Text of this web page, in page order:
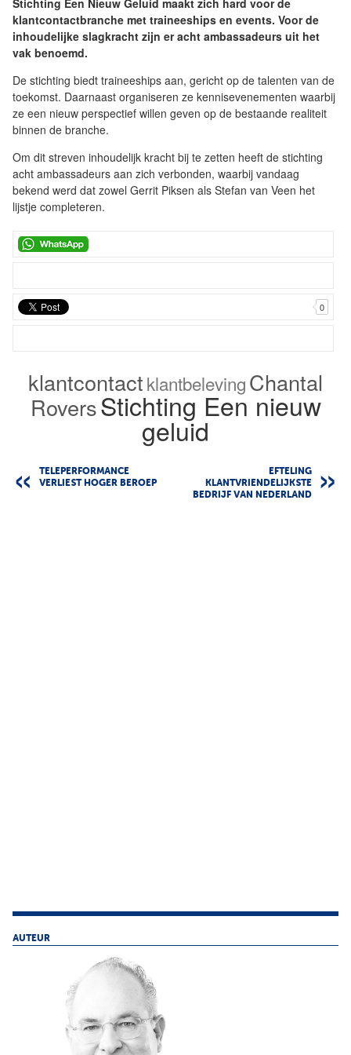
Stichting Een Nieuw Geluid maakt zich hard voor de
klantcontactbranche met traineeships en events. Voor de
inhoudelijke slagkracht zijn er acht ambassadeurs uit het
vak benoemd.
De stichting biedt traineeships aan, gericht op de talenten van de
toekomst. Daarnaast organiseren ze kennisevenementen waarbij
ze een nieuw perspectief willen geven op de bestaande realiteit
binnen de branche.
Om dit streven inhoudelijk kracht bij te zetten heeft de stichting
acht ambassadeurs aan zich verbonden, waarbij vandaag
bekend werd dat zowel Gerrit Piksen als Stefan van Veen het
lijstje completeren.
0
klantcontactklantbelevingChantal
RoversStichting Een nieuw
geluid
TELEPERFORMANCE
VERLIEST HOGER BEROEP
EFTELING
KLANTVRIENDELIJKSTE
BEDRIJF VAN NEDERLAND
AUTEUR